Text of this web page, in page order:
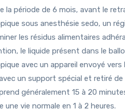
la période de 6 mois, avant le
sous anesthésie sedo, un
les résidus alimentaires
le liquide présent dans le
avec un appareil envoyé vers
un support spécial et retiré
généralement 15 à 20
une vie normale en 1 à 2 heures.